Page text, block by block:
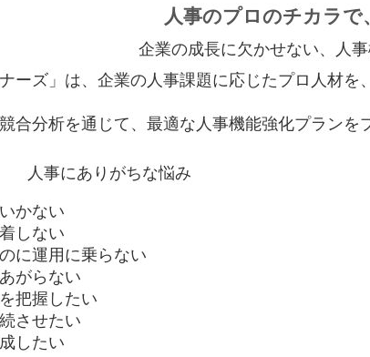
人事のプロのチカラで
企業の成長に欠かせない、人
ナーズ」は、企業の人事課題に応じたプロ人材
合分析を通じて、最適な人事機能強化プランを
人事にありがちな悩み
かない
しない
に運用に乗らない
がらない
把握したい
させたい
したい